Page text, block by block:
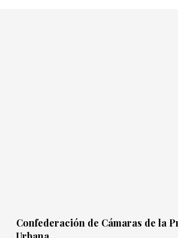
Confederación de Cámaras de la